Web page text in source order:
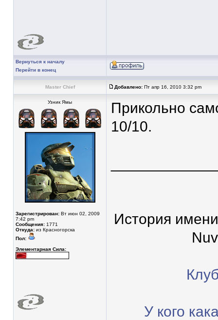
Вернуться к началу
Перейти в конец
Master Chief Добавлено: Пт апр 16, 2010 3:32 pm
Узник Ямы
Зарегистрирован: Вт июн 02, 2009
7:42 pm
Сообщения: 1771
Откуда: из Красногорска
Пол:
Элементарная Сила:
Прикольно
10/10.
История
У кого